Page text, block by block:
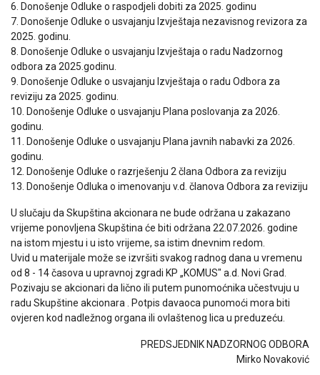
6. Donošenje Odluke o raspodjeli dobiti za 2025. godinu
7. Donošenje Odluke o usvajanju Izvještaja nezavisnog revizora za
2025. godinu.
8. Donošenje Odluke o usvajanju Izvještaja o radu Nadzornog
odbora za 2025.godinu.
9. Donošenje Odluke o usvajanju Izvještaja o radu Odbora za
reviziju za 2025. godinu.
10. Donošenje Odluke o usvajanju Plana poslovanja za 2026.
godinu.
11. Donošenje Odluke o usvajanju Plana javnih nabavki za 2026.
godinu.
12. Donošenje Odluke o razrješenju 2 člana Odbora za reviziju
13. Donošenje Odluka o imenovanju v.d. članova Odbora za reviziju
U slučaju da Skupština akcionara ne bude održana u zakazano
vrijeme ponovljena Skupština će biti održana 22.07.2026. godine
na istom mjestu i u isto vrijeme, sa istim dnevnim redom.
Uvid u materijale može se izvršiti svakog radnog dana u vremenu
od 8 - 14 časova u upravnoj zgradi KP „KOMUS" a.d. Novi Grad.
Pozivaju se akcionari da lično ili putem punomoćnika učestvuju u
radu Skupštine akcionara . Potpis davaoca punomoći mora biti
ovjeren kod nadležnog organa ili ovlaštenog lica u preduzeću.
PREDSJEDNIK NADZORNOG ODBORA
Mirko Novaković